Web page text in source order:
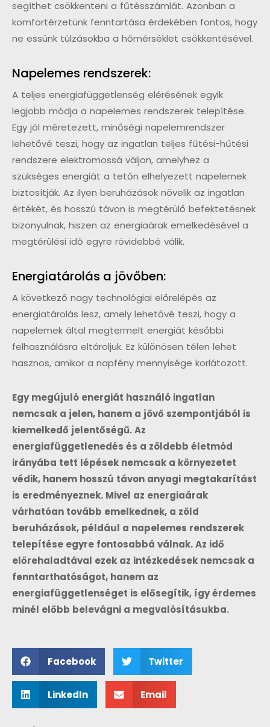
segíthet csökkenteni a fűtésszámlát. Azonban a
komfortérzetünk fenntartása érdekében fontos, hogy
ne essünk túlzásokba a hőmérséklet csökkentésével.
Napelemes rendszerek:
A teljes energiafüggetlenség elérésének egyik
legjobb módja a napelemes rendszerek telepítése.
Egy jól méretezett, minőségi napelemrendszer
lehetővé teszi, hogy az ingatlan teljes fűtési-hűtési
rendszere elektromossá váljon, amelyhez a
szükséges energiát a tetőn elhelyezett napelemek
biztosítják. Az ilyen beruházások növelik az ingatlan
értékét, és hosszú távon is megtérülő befektetésnek
bizonyulnak, hiszen az energiaárak emelkedésével a
megtérülési idő egyre rövidebbé válik.
Energiatárolás a jövőben:
A következő nagy technológiai előrelépés az
energiatárolás lesz, amely lehetővé teszi, hogy a
napelemek által megtermelt energiát későbbi
felhasználásra eltároljuk. Ez különösen télen lehet
hasznos, amikor a napfény mennyisége korlátozott.
Egy megújuló energiát használó ingatlan
nemcsak a jelen, hanem a jövő szempontjából is
kiemelkedő jelentőségű. Az
energiafüggetlenedés és a zöldebb életmód
irányába tett lépések nemcsak a környezetet
védik, hanem hosszú távon anyagi megtakarítást
is eredményeznek. Mivel az energiaárak
várhatóan tovább emelkednek, a zöld
beruházások, például a napelemes rendszerek
telepítése egyre fontosabbá válnak. Az idő
előrehaladtával ezek az intézkedések nemcsak a
fenntarthatóságot, hanem az
energiafüggetlenséget is elősegítik, így érdemes
minél előbb belevágni a megvalósításukba.
Facebook Twitter
LinkedIn Email